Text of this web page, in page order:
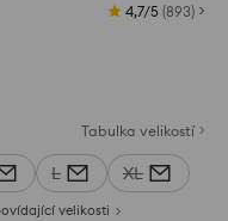
4,7/5 (893)
Tabulka velikostí
L XL
velikosti